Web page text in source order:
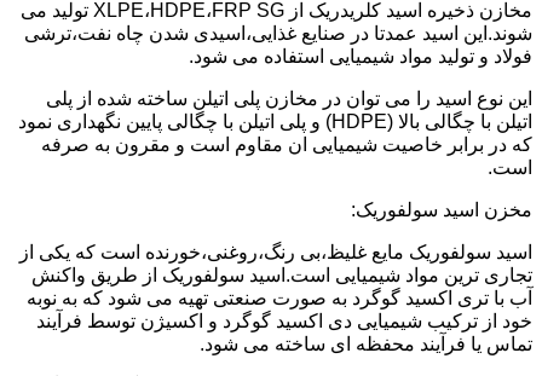
مخازن ذخیره اسید کلریدریک از XLPE،HDPE،FRP SG تولید می
شوند.این اسید عمدتا در صنایع غذایی،اسیدی شدن چاه نفت،ترشی
فولاد و تولید مواد شیمیایی استفاده می شود.
این نوع اسید را می توان در مخازن پلی اتیلن ساخته شده از پلی
اتیلن با چگالی بالا (HDPE) و پلی اتیلن با چگالی پایین نگهداری نمود
که در برابر خاصیت شیمیایی ان مقاوم است و مقرون به صرفه
است.
مخزن اسید سولفوریک:
اسید سولفوریک مایع غلیظ،بی رنگ،روغنی،خورنده است که یکی از
تجاری ترین مواد شیمیایی است.اسید سولفوریک از طریق واکنش
آب با تری اکسید گوگرد به صورت صنعتی تهیه می شود که به نوبه
خود از ترکیب شیمیایی دی اکسید گوگرد و اکسیژن توسط فرآیند
تماس یا فرآیند محفظه ای ساخته می شود.